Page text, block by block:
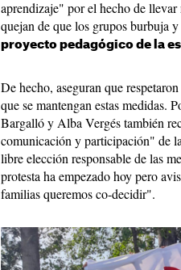
aprendizaje" por el hecho de
quejan de que los grupos burbuja
proyecto pedagógico de la
De hecho, aseguran que
que se mantengan estas medidas.
Bargalló y Alba Vergés también
comunicación y participación" de
libre elección responsable de las
protesta ha empezado hoy pero
familias queremos co-decidir".